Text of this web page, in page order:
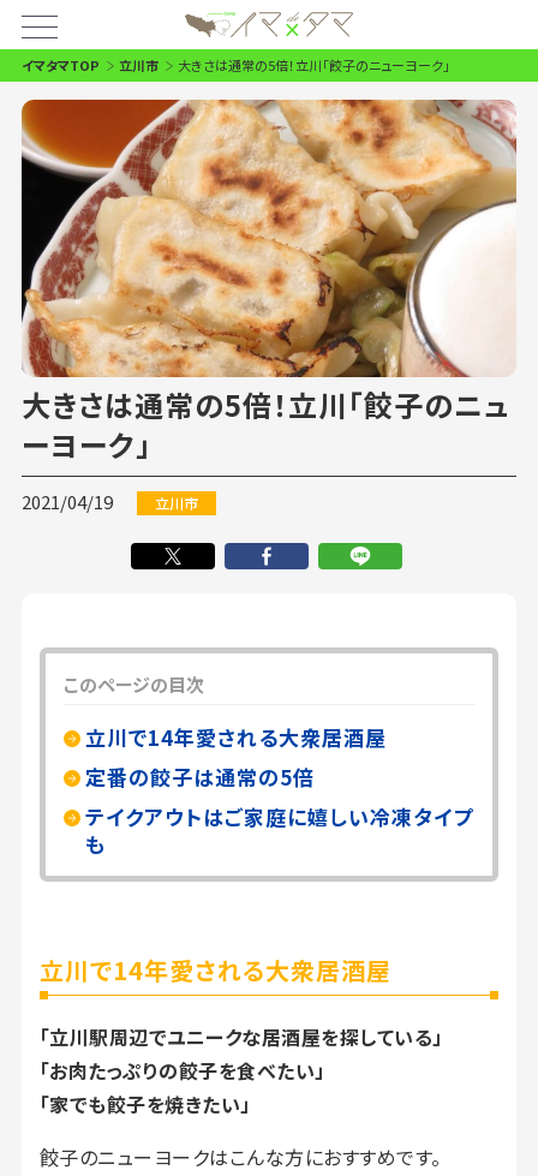
イマタマTOP 立川市 大きさは通常の5倍！立川「餃子のニューヨーク」
大きさは通常の5倍！立川「餃子のニュ
ーヨーク」
2021/04/19 立川市
このページの目次
立川で14年愛される大衆居酒屋
定番の餃子は通常の5倍
テイクアウトはご家庭に嬉しい冷凍タイプ
も
立川で14年愛される大衆居酒屋
「立川駅周辺でユニークな居酒屋を探している」
「お肉たっぷりの餃子を食べたい」
「家でも餃子を焼きたい」
餃子のニューヨークはこんな方におすすめです。